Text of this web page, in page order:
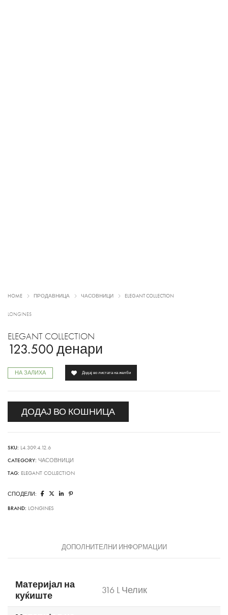
HOME ПРОДАВНИЦА ЧАСОВНИЦИ ELEGANT COLLECTION
LONGINES
ELEGANT COLLECTION
123.500 денари
НА ЗАЛИХА
ДОДАЈ ВО КОШНИЦА
Додај во листата на желби
SKU: L4.309.4.12.6
CATEGORY: ЧАСОВНИЦИ
TAG: ELEGANT COLLECTION
СПОДЕЛИ:
BRAND: LONGINES
ДОПОЛНИТЕЛНИ ИНФОРМАЦИИ
Материјал на
куќиште
316 L Челик